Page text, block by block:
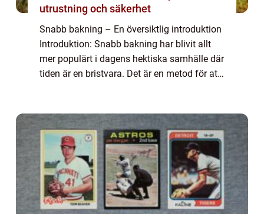
utrustning och säkerhet
Snabb bakning – En översiktlig introduktion
Introduktion: Snabb bakning har blivit allt
mer populärt i dagens hektiska samhälle där
tiden är en bristvara. Det är en metod för att